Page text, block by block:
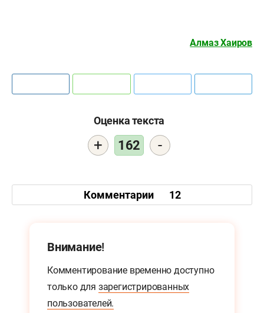
Алмаз Хаиров
Оценка текста
+ 162 -
Комментарии 12
Внимание!
Комментирование временно доступно
только для зарегистрированных
пользователей.